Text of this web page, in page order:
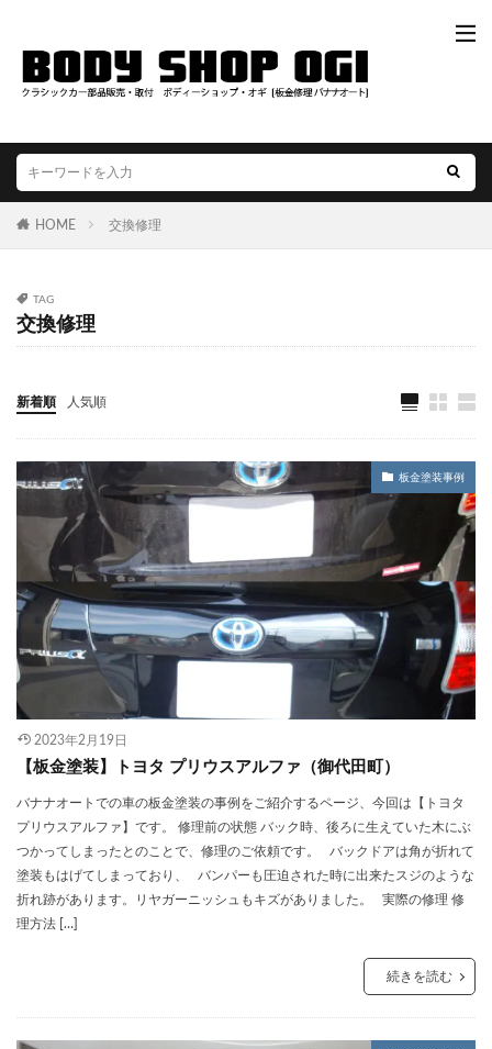
HOME 交換修理
TAG
交換修理
新着順 人気順
板金塗装事例
2023年2月19日
【板金塗装】トヨタ プリウスアルファ（御代田町）
バナナオートでの車の板金塗装の事例をご紹介するページ、今回は【トヨタ
プリウスアルファ】です。 修理前の状態 バック時、後ろに生えていた木にぶ
つかってしまったとのことで、修理のご依頼です。 バックドアは角が折れて
塗装もはげてしまっており、 バンパーも圧迫された時に出来たスジのような
折れ跡があります。リヤガーニッシュもキズがありました。 実際の修理 修
理方法 […]
続きを読む